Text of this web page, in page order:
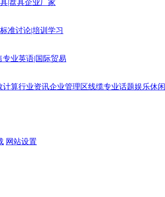
|盘具企业厂家
标准讨论|培训学习
专业英语|国际贸易
计算行业资讯企业管理区线缆专业话题娱乐休闲
网站设置